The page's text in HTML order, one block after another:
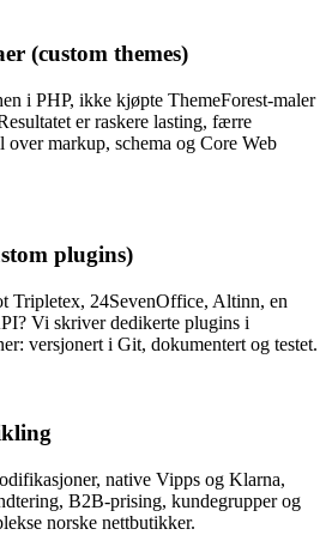
(custom themes)
i PHP, ikke kjøpte ThemeForest-maler
er raskere lasting, færre
markup, schema og Core Web
plugins)
Tripletex, 24SevenOffice, Altinn, en
Vi skriver dedikerte plugins i
versjonert i Git, dokumentert og testet.
native Vipps og Klarna,
B2B-prising, kundegrupper og
norske nettbutikker.